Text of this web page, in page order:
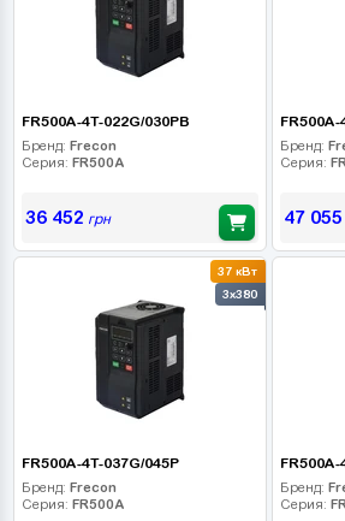
FR500A-4T-022G/030PB
Бренд: Frecon
Серия: FR500A
36 452 грн
FR500A-
Бренд:
Серия:
47 055
37 кВт
3x380
FR500A-4T-037G/045P
Бренд: Frecon
Серия: FR500A
FR500A-
Бренд:
Серия: